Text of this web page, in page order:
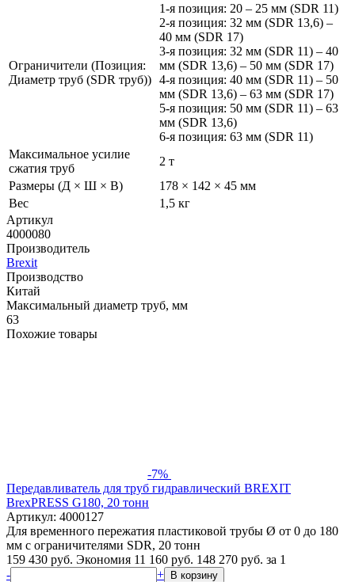
Ограничители (Позиция:
Диаметр труб (SDR труб))
1-я позиция: 20 – 25 мм (SDR 11)
2-я позиция: 32 мм (SDR 13,6) –
40 мм (SDR 17)
3-я позиция: 32 мм (SDR 11) – 40
мм (SDR 13,6) – 50 мм (SDR 17)
4-я позиция: 40 мм (SDR 11) – 50
мм (SDR 13,6) – 63 мм (SDR 17)
5-я позиция: 50 мм (SDR 11) – 63
мм (SDR 13,6)
6-я позиция: 63 мм (SDR 11)
Максимальное усилие
сжатия труб
2 т
Размеры (Д × Ш × В)
178 × 142 × 45 мм
Вес
1,5 кг
Артикул
4000080
Производитель
Brexit
Производство
Китай
Максимальный диаметр труб, мм
63
Похожие товары
-7%
Передавливатель для труб гидравлический BREXIT
BrexPRESS G180, 20 тонн
Артикул: 4000127
Для временного пережатия пластиковой трубы Ø от 0 до 180
мм с ограничителями SDR, 20 тонн
159 430 руб. Экономия 11 160 руб. 148 270 руб. за 1
-
+ В корзину